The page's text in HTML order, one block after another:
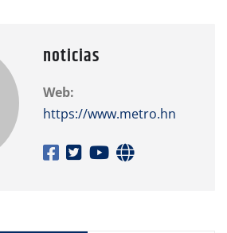
noticias
Web:
https://www.metro.hn